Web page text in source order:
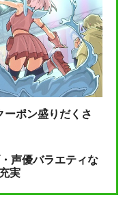
ポン盛りだくさ
声優バラエティな
実